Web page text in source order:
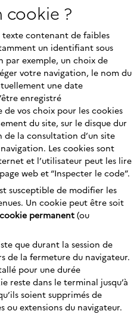
cookie ?
contenant de faibles
un identifiant sous
par exemple, un choix de
votre navigation, le nom du
une date
enregistré
vos choix pour les cookies
du site, sur le disque dur
de la consultation d’un site
Les cookies sont
et l’utilisateur peut les lire
web et “Inspecter le code”.
susceptible de modifier les
Un cookie peut être soit
cookie permanent (ou
que durant la session de
de la fermeture du navigateur.
pour une durée
reste dans le terminal jusqu’à
soient supprimés de
ou extensions du navigateur.